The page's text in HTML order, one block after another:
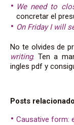
We need to
concretar el
On Friday I will
No te olvides de
writing. Ten a
ingles pdf y
Posts
Causative form: